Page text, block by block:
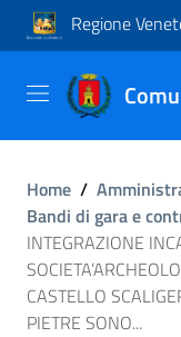
Regione
Home /
Bandi di gara e
INTEGRAZIONE
CASTELLO
PIETRE SONO...